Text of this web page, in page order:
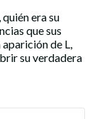
era su
que sus
de L,
su verdadera